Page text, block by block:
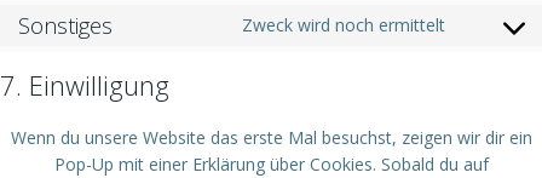
service
Sonstiges Zweck wird noch ermittelt
Consent
7. Einwilligung
Wenn du unsere Website das erste Mal besuchst, zeigen wir dir ein
Pop-Up mit einer Erklärung über Cookies. Sobald du auf